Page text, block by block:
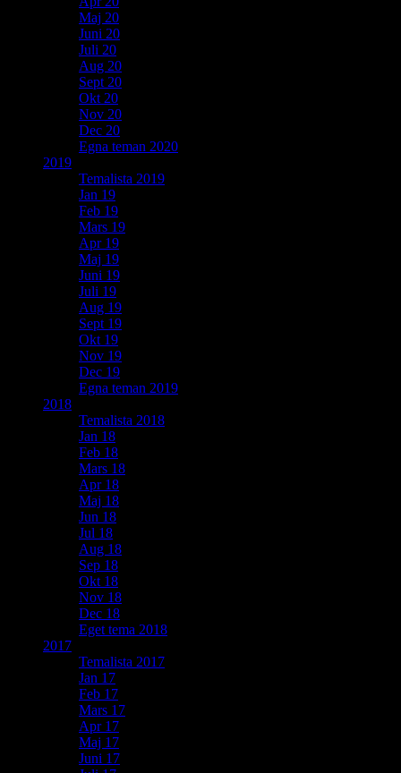
Maj 20
Juni 20
Juli 20
Aug 20
Sept 20
Okt 20
Nov 20
Dec 20
Egna teman 2020
2019
Temalista 2019
Jan 19
Feb 19
Mars 19
Apr 19
Maj 19
Juni 19
Juli 19
Aug 19
Sept 19
Okt 19
Nov 19
Dec 19
Egna teman 2019
2018
Temalista 2018
Jan 18
Feb 18
Mars 18
Apr 18
Maj 18
Jun 18
Jul 18
Aug 18
Sep 18
Okt 18
Nov 18
Dec 18
Eget tema 2018
2017
Temalista 2017
Jan 17
Feb 17
Mars 17
Apr 17
Maj 17
Juni 17